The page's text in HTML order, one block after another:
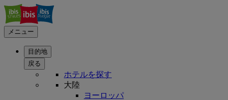
メニュー
目的地
戻る
ホテルを探す
大陸
ヨーロッパ